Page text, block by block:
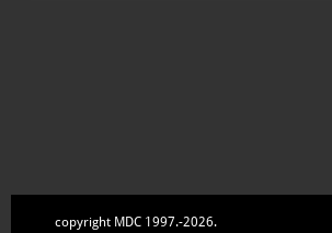
copyright MDC 1997.-2026.